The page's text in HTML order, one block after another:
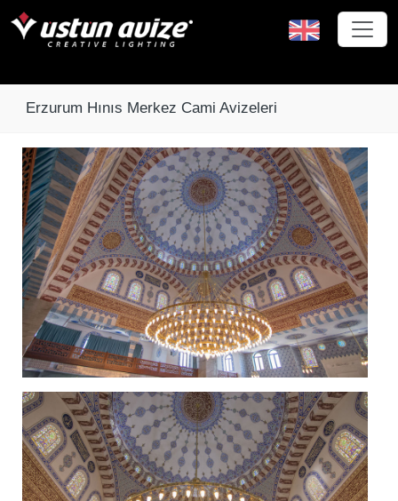
Erzurum Hınıs Merkez Cami Avizeleri